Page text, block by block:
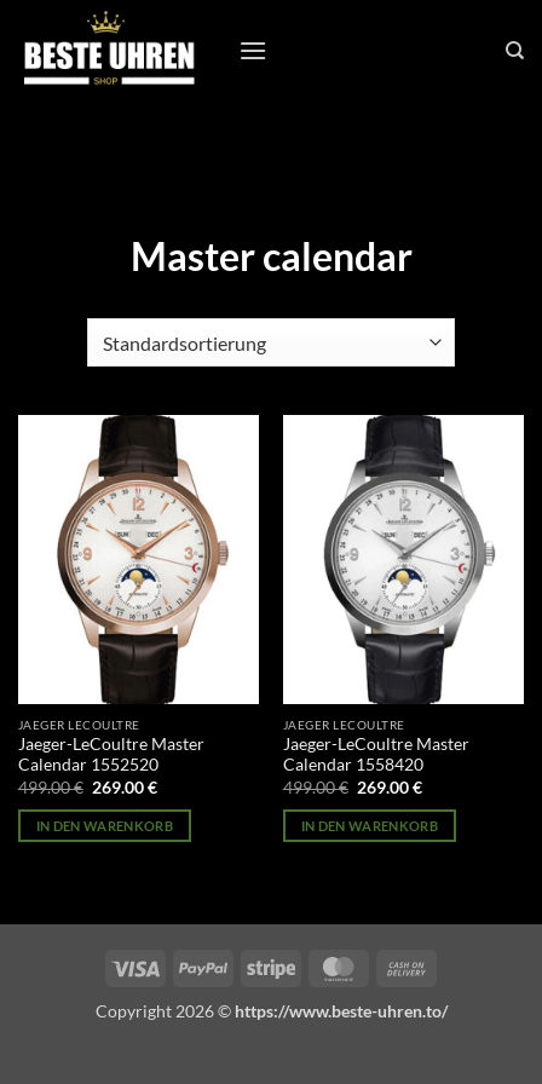
Inhalt
springen
Master calendar
JAEGER LECOULTRE
Jaeger-LeCoultre Master
Calendar 1552520
499.00€ Ursprünglicher
war:
499.00 €
269.00€Aktueller
ist:
269.00 €.
IN DEN WARENKORB
JAEGER LECOULTRE
Jaeger-LeCoultre Master
Calendar 1558420
499.00€ Ursprünglicher
war:
499.00 €
269.00€Aktueller
ist:
269.00 €.
IN DEN WARENKORB
Visa PayPal Stripe MasterCard
Delivery
Copyright 2026 © https://www.beste-uhren.to/